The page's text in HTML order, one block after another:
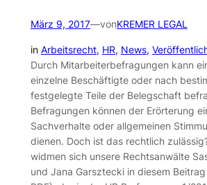
März 9, 2017—vonKREMER LEGAL
in Arbeitsrecht, HR, News,
Durch Mitarbeiterbefragungen kann
einzelne Beschäftigte oder nach
festgelegte Teile der Belegschaft
Befragungen können der Erörterung
Sachverhalte oder allgemeinen
dienen. Doch ist das rechtlich
widmen sich unsere Rechtsanwälte
und Jana Garsztecki in diesem